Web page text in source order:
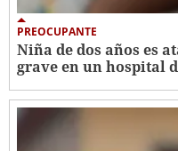
PREOCUPANTE
Niña de dos años es
grave en un hospital